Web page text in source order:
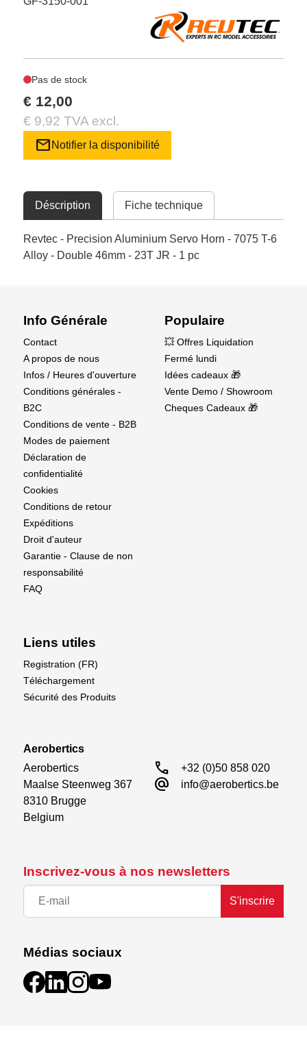
Pas de stock
€ 12,00
€ 9,92 TVA excl.
mail Notifier la disponibilité
Déscription Fiche technique
Revtec - Precision Aluminium Servo Horn - 7075 T-6
Alloy - Double 46mm - 23T JR - 1 pc
Inscrivez-vous à nos newsletters
S'inscrire
Médias sociaux
Info Générale
Contact
A propos de nous
Infos / Heures d'ouverture
Conditions générales -
B2C
Conditions de vente - B2B
Modes de paiement
Déclaration de
confidentialité
Cookies
Conditions de retour
Expéditions
Droit d'auteur
Garantie - Clause de non
responsabilité
FAQ
Populaire
💥 Offres Liquidation
Fermé lundi
Idées cadeaux 🎁
Vente Demo / Showroom
Cheques Cadeaux 🎁
Liens utiles
Registration (FR)
Téléchargement
Sécurité des Produits
Aerobertics
Aerobertics
Maalse Steenweg 367
8310 Brugge
Belgium
call +32 (0)50 858 020
alternate_email info@aerobertics.be